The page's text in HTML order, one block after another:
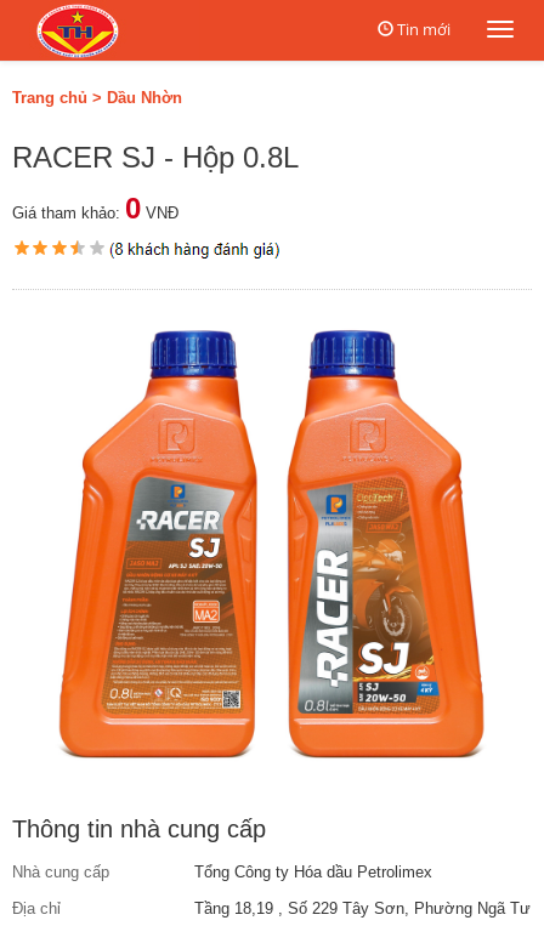
Tin mới
Trang chủ > Dầu Nhờn
RACER SJ - Hộp 0.8L
Giá tham khảo: 0 VNĐ
Thông tin nhà cung cấp
Nhà cung cấp
Tổng Công ty Hóa dầu Petrolimex
Địa chỉ
Tầng 18,19 , Số 229 Tây Sơn, Phường Ngã Tư